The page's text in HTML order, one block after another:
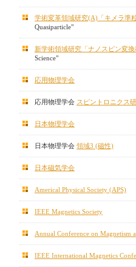
学術変革領域研究(A)「キメラ準
Quasiparticle"
新学術領域研究「ナノスピン変換
Science"
応用物理学会
応用物理学会 スピントロニクス
日本物理学会
日本物理学会 領域3 (磁性)
日本磁気学会
Americal Physical Society (APS)
IEEE Magnetics Society
Annual Conference on Magnetism
IEEE International Magnetics